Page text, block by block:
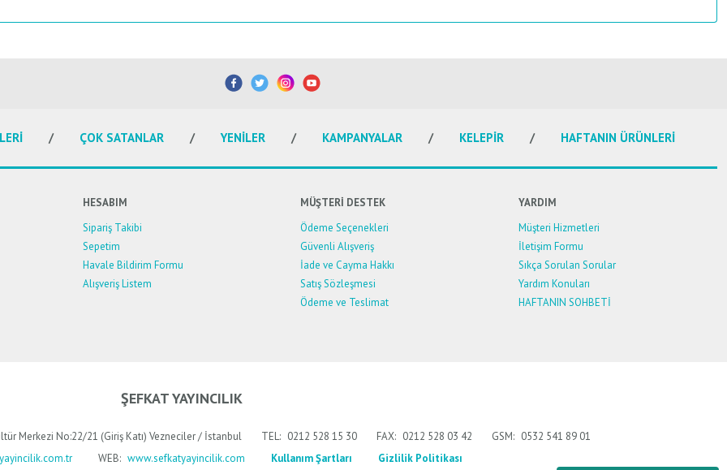
Bu ürüne ilk yorumu siz yapın!
Yorum Yaz
ÇOK SATANLAR YENİLER KAMPANYALAR KELEPİR HAFTANIN ÜRÜNLERİ
HESABIM
Sipariş Takibi
Sepetim
Havale Bildirim Formu
Alışveriş Listem
MÜŞTERİ DESTEK
Ödeme Seçenekleri
Güvenli Alışveriş
İade ve Cayma Hakkı
Satış Sözleşmesi
Ödeme ve Teslimat
YARDIM
Müşteri Hizmetleri
İletişim Formu
Sıkça Sorulan Sorular
Yardım Konuları
HAFTANIN SOHBETİ
ŞEFKAT YAYINCILIK
Merkezi No:22/21 (Giriş Katı) Vezneciler / İstanbul TEL: 0212 528 15 30 FAX: 0212 528 03 42 GSM: 0532 541 89 01
WEB: www.sefkatyayincilik.com Kullanım Şartları Gizlilik Politikası